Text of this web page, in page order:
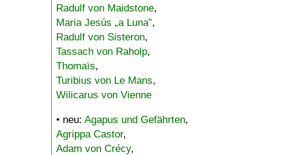
Radulf von Maidstone,
Maria Jesús „a Luna”,
Radulf von Sisteron,
Tassach von Raholp,
Thomaïs,
Turibius von Le Mans,
Wilicarus von Vienne
• neu: Agapus und Gefährten,
Agrippa Castor,
Adam von Crécy,